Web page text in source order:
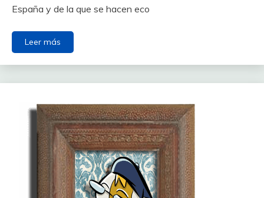
España y de la que se hacen eco
Leer más